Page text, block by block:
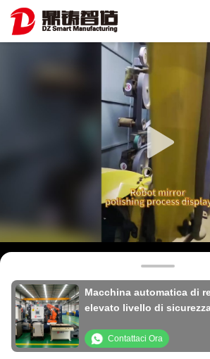
Macchina automatica di
elevato livello di
Contattaci Ora